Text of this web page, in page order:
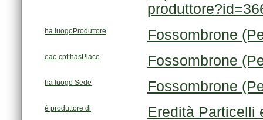
ha luogoProduttore Fossombrone
eac-cpf:hasPlace Fossombrone
ha luogo Sede Fossombrone
è produttore di